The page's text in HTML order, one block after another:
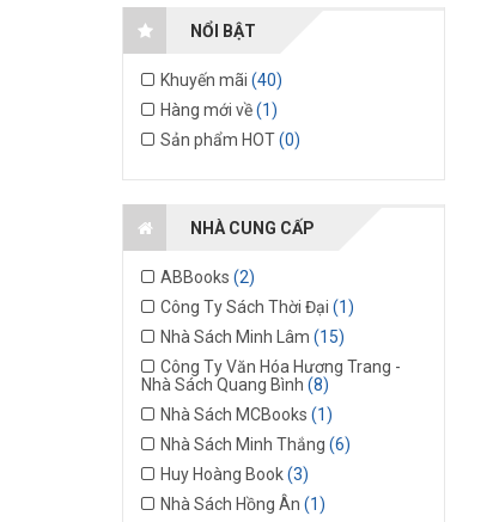
NỔI BẬT
Khuyến mãi (40)
Hàng mới về(1)
Sản phẩm HOT(0)
NHÀ CUNG CẤP
ABBooks (2)
Công Ty Sách Thời Đại (1)
Nhà Sách Minh Lâm (15)
Công Ty Văn Hóa Hương Trang -
Nhà Sách Quang Bình (8)
Nhà Sách MCBooks (1)
Nhà Sách Minh Thắng (6)
Huy Hoàng Book(3)
Nhà Sách Hồng Ân (1)